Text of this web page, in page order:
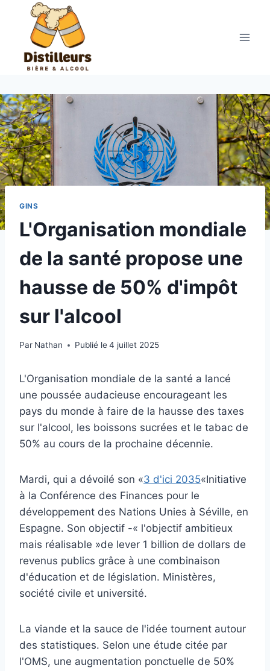
contenu
GINS
L'Organisation mondiale
de la santé propose une
hausse de 50% d'impôt
sur l'alcool
Par Nathan Publié le 4 juillet 2025
L'Organisation mondiale de la santé a lancé
une poussée audacieuse encourageant les
pays du monde à faire de la hausse des taxes
sur l'alcool, les boissons sucrées et le tabac de
50% au cours de la prochaine décennie.
Mardi, qui a dévoilé son «3 d'ici 2035«Initiative
à la Conférence des Finances pour le
développement des Nations Unies à Séville, en
Espagne. Son objectif -« l'objectif ambitieux
mais réalisable »de lever 1 billion de dollars de
revenus publics grâce à une combinaison
d'éducation et de législation. Ministères,
société civile et université.
La viande et la sauce de l'idée tournent autour
des statistiques. Selon une étude citée par
l'OMS, une augmentation ponctuelle de 50%